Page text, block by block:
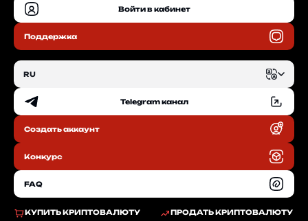
Войти в кабинет
Поддержка
КУПИТЬ КРИПТОВАЛЮТУ ПРОДАТЬ КРИПТОВАЛЮТУ
RU
EN Telegram канал
Создать аккаунт
Конкурс
FAQ